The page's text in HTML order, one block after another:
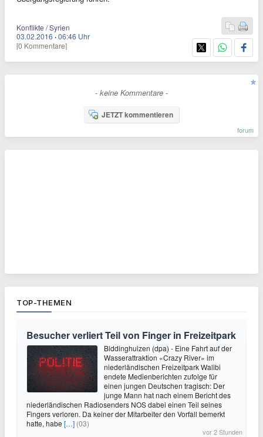
Konflikte / Syrien
03.02.2016 ·06:46 Uhr
[0 Kommentare]
- keine Kommentare -
JETZT kommentieren
forum
TOP-THEMEN
Besucher verliert Teil von Finger in Freizeitpark
Biddinghuizen (dpa) - Eine Fahrt auf der
Wasserattraktion «Crazy River» im
niederländischen Freizeitpark Walibi
endete Medienberichten zufolge für
einen jungen Deutschen tragisch: Der
junge Mann hat nach einem Bericht des
niederländischen Radiosenders NOS dabei einen Teil seines
Fingers verloren. Da keiner der Mitarbeiter den Vorfall bemerkt
hatte, habe […] (03)
vor 2 Stunden